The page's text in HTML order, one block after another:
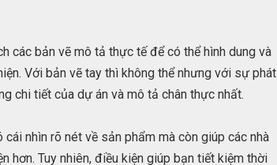
các bản vẽ mô tả thực tế để có thể hình dung và
Với bản vẽ tay thì không thể nhưng với sự phát
chi tiết của dự án và mô tả chân thực nhất.
nhìn rõ nét về sản phẩm mà còn giúp các nhà
hơn. Tuy nhiên, điều kiện giúp bạn tiết kiệm thời